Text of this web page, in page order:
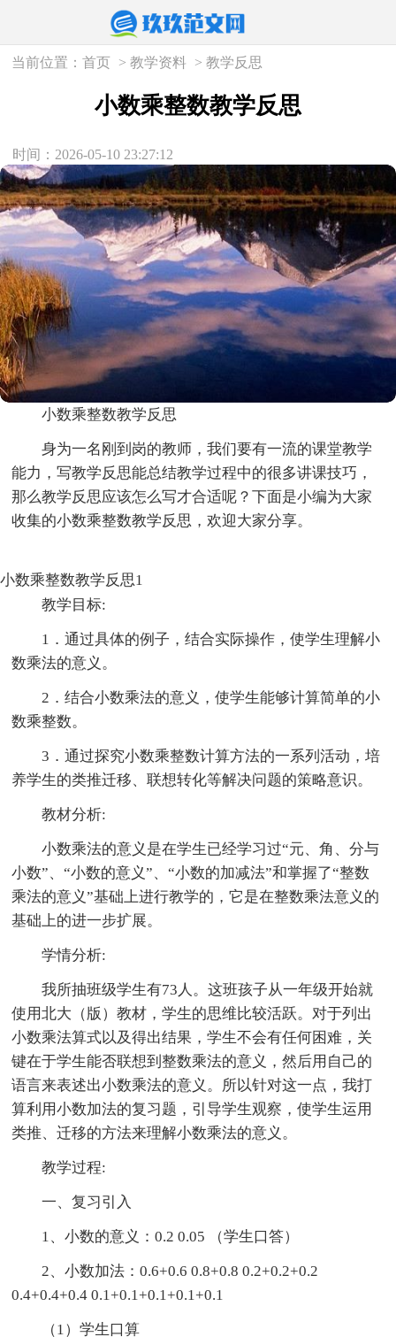
当前位置：首页 >教学资料 >教学反思
小数乘整数教学反思
时间：2026-05-10 23:27:12
小数乘整数教学反思
身为一名刚到岗的教师，我们要有一流的课堂教学
能力，写教学反思能总结教学过程中的很多讲课技巧，
那么教学反思应该怎么写才合适呢？下面是小编为大家
收集的小数乘整数教学反思，欢迎大家分享。
小数乘整数教学反思1
教学目标:
1．通过具体的例子，结合实际操作，使学生理解小
数乘法的意义。
2．结合小数乘法的意义，使学生能够计算简单的小
数乘整数。
3．通过探究小数乘整数计算方法的一系列活动，培
养学生的类推迁移、联想转化等解决问题的策略意识。
教材分析:
小数乘法的意义是在学生已经学习过“元、角、分与
小数”、“小数的意义”、“小数的加减法”和掌握了“整数
乘法的意义”基础上进行教学的，它是在整数乘法意义的
基础上的进一步扩展。
学情分析:
我所抽班级学生有73人。这班孩子从一年级开始就
使用北大（版）教材，学生的思维比较活跃。对于列出
小数乘法算式以及得出结果，学生不会有任何困难，关
键在于学生能否联想到整数乘法的意义，然后用自己的
语言来表述出小数乘法的意义。所以针对这一点，我打
算利用小数加法的复习题，引导学生观察，使学生运用
类推、迁移的方法来理解小数乘法的意义。
教学过程:
一、复习引入
1、小数的意义：0.2 0.05 （学生口答）
2、小数加法：0.6+0.6 0.8+0.8 0.2+0.2+0.2
0.4+0.4+0.4 0.1+0.1+0.1+0.1+0.1
（1）学生口算